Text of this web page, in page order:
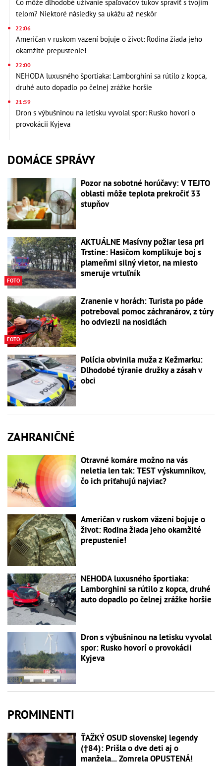
Čo môže dlhodobé užívanie spaľovačov tukov spraviť s tvojím
telom? Niektoré následky sa ukážu až neskôr
22:06
Američan v ruskom väzení bojuje o život: Rodina žiada jeho
okamžité prepustenie!
22:00
NEHODA luxusného športiaka: Lamborghini sa rútilo z kopca,
druhé auto dopadlo po čelnej zrážke horšie
21:59
Dron s výbušninou na letisku vyvolal spor: Rusko hovorí o
provokácii Kyjeva
DOMÁCE SPRÁVY
Pozor na sobotné horúčavy: V TEJTO
oblasti môže teplota prekročiť 33
stupňov
FOTO
AKTUÁLNE Masívny požiar lesa pri
Trstíne: Hasičom komplikuje boj s
plameňmi silný vietor, na miesto
smeruje vrtuľník
FOTO
Zranenie v horách: Turista po páde
potreboval pomoc záchranárov, z túry
ho odviezli na nosidlách
Polícia obvinila muža z Kežmarku:
Dlhodobé týranie družky a zásah v
obci
ZAHRANIČNÉ
Otravné komáre možno na vás
neletia len tak: TEST výskumníkov,
čo ich priťahujú najviac?
Američan v ruskom väzení bojuje o
život: Rodina žiada jeho okamžité
prepustenie!
NEHODA luxusného športiaka:
Lamborghini sa rútilo z kopca, druhé
auto dopadlo po čelnej zrážke horšie
Dron s výbušninou na letisku vyvolal
spor: Rusko hovorí o provokácii
Kyjeva
PROMINENTI
ŤAŽKÝ OSUD slovenskej legendy
(†84): Prišla o dve deti aj o
manžela... Zomrela OPUSTENÁ!